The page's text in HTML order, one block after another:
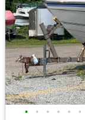
• • • • • •